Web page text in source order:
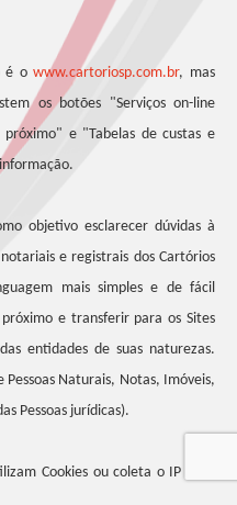
é owww.cartoriosp.com.br, mas
os botões "Serviços on-line
e "Tabelas de custas e
objetivo esclarecer dúvidas à
e registrais dos Cartórios
mais simples e de fácil
e transferir para os Sites
entidades de suas naturezas.
Naturais, Notas, Imóveis,
Pessoas jurídicas).
Cookies ou coleta o IP para